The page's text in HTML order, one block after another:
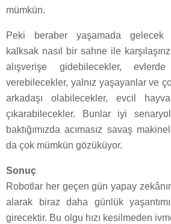
mümkün.
Peki beraber yaşamada gelecek
kalksak nasıl bir sahne ile
alışverişe gidebilecekler,
verebilecekler, yalnız yaşayanlar ve
arkadaşı olabilecekler, evcil
çıkarabilecekler. Bunlar iyi
baktığımızda acımasız savaş
da çok mümkün gözüküyor.
Sonuç
Robotlar her geçen gün yapay
alarak biraz daha günlük
girecektir. Bu olgu hızı kesilmeden